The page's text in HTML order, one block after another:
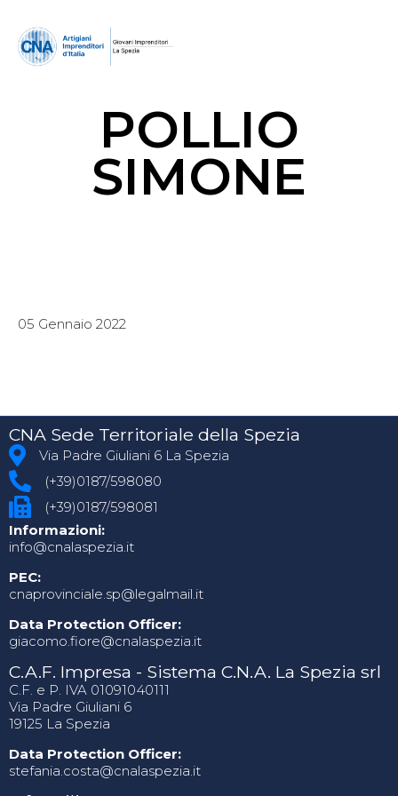
POLLIO
SIMONE
05 Gennaio 2022
CNA Sede Territoriale della Spezia
Via Padre Giuliani 6 La Spezia
(+39)0187/598080
(+39)0187/598081
Informazioni:
info@cnalaspezia.it
PEC:
cnaprovinciale.sp@legalmail.it
Data Protection Officer:
giacomo.fiore@cnalaspezia.it
C.A.F. Impresa - Sistema C.N.A. La Spezia srl
C.F. e P. IVA 01091040111
Via Padre Giuliani 6
19125 La Spezia
Data Protection Officer:
stefania.costa@cnalaspezia.it